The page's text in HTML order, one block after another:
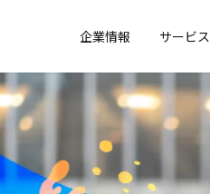
企業情報 サービス